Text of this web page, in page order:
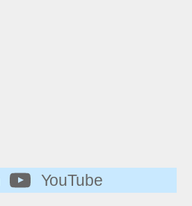
YouTube